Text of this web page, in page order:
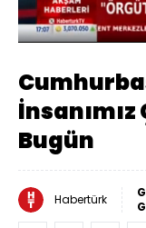
Sesi
Aç
25.32%
İnsanımız
Bugün
Habertürk